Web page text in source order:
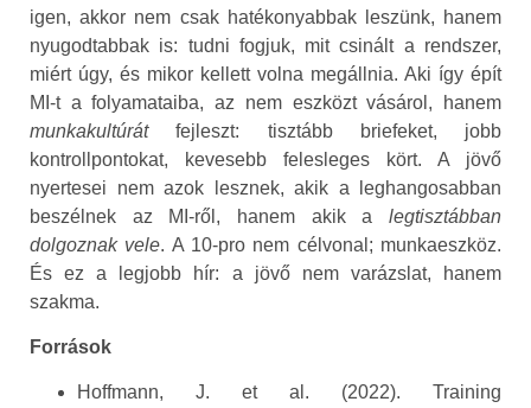
igen, akkor nem csak hatékonyabbak leszünk, hanem
nyugodtabbak is: tudni fogjuk, mit csinált a rendszer,
miért úgy, és mikor kellett volna megállnia. Aki így épít
MI‑t a folyamataiba, az nem eszközt vásárol, hanem
munkakultúrátfejleszt: tisztább briefeket, jobb
kontrollpontokat, kevesebb felesleges kört. A jövő
nyertesei nem azok lesznek, akik a leghangosabban
beszélnek az MI‑ről, hanem akik a legtisztábban
dolgoznak vele. A 10‑pro nem célvonal; munkaeszköz.
És ez a legjobb hír: a jövő nem varázslat, hanem
szakma.
Források
Hoffmann, J. et al. (2022). Training